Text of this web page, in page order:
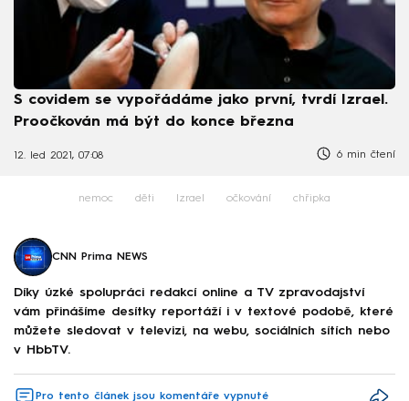
S covidem se vypořádáme jako první, tvrdí Izrael.
Proočkován má být do konce března
12. led 2021, 07:08 6 min čtení
nemoc děti Izrael očkování chřipka
CNN Prima NEWS
Díky úzké spolupráci redakcí online a TV zpravodajství
vám přinášíme desítky reportáží i v textové podobě, které
můžete sledovat v televizi, na webu, sociálních sítích nebo
v HbbTV.
Pro tento článek jsou komentáře vypnuté